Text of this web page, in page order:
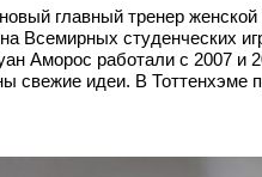
главный тренер
Всемирных студенческих
Аморос работали с 2007 и
свежие идеи. В Тоттенхэме